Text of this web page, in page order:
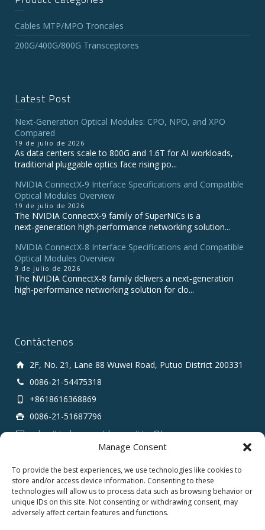
Manage Consent
To provide the best experiences, we use technologies like cookies to
store and/or access device information. Consenting to these
technologies will allow us to process data such as browsing behavior or
unique IDs on this site. Not consenting or withdrawing consent, may
adversely affect certain features and functions.
Cables MTP/MPO Troncales
200G/400G/800G Transceptores
Latest Post
Next-Generation Optical Modules: CPO, NPO, and XPO
Compared
19 de julio de 2026
As data centers scale to 800G and 1.6T for AI workloads,
traditional pluggable optics face rising po...
NVIDIA ConnectX‑9 Interface Specifications and Compatible
Optical Modules Overview
19 de julio de 2026
The NVIDIA ConnectX‑9 family of SuperNICs is a
next‑generation high‑performance networking solution...
NVIDIA ConnectX-8 Interface Specifications and Compatible
Optical Modules Overview
9 de julio de 2026
The NVIDIA ConnectX‑8 family delivers a next‑generation
high‑performance networking solution for clo...
Contáctenos
2F, No. 21, Lane 88 Wuwei Road, Putuo District 200331
0086-21-54475318
+8618616368869
0086-21-51687796
sales # tarluz.com (change # to @)
Copyright 2025 © SHANGHAI TARLUZ TELECOM TECH.